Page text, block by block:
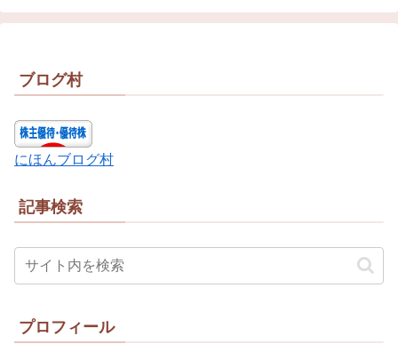
ブログ村
にほんブログ村
記事検索
プロフィール